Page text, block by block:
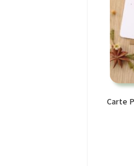
Carte